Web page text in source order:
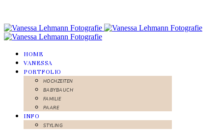
HOME
VANESSA
PORTFOLIO
HOCHZEITEN
BABYBAUCH
FAMILIE
PAARE
INFO
STYLING